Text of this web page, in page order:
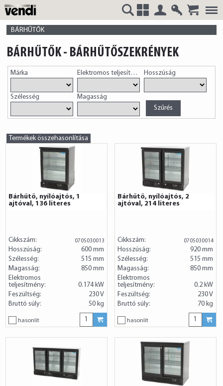
VENDI
HUNGÁRIA
Kft.
BÁRHŰTŐK
BÁRHŰTŐK - BÁRHŰTŐSZEKRÉNYEK
Márka Elektromos teljesítményHosszúság
Szélesség Magasság
Termékek összehasonlítása
Bárhűtő, nyílóajtós, 1
ajtóval, 136 literes
Cikkszám: 0705030013
Hosszúság:
600 mm
Szélesség:
515 mm
Magasság:
850 mm
Elektromos
teljesítmény:
0.174 kW
Feszültség:
230 V
Bruttó súly:
50 kg
hasonlít
Bárhűtő, nyílóajtós, 2
ajtóval, 214 literes
Cikkszám: 0705030014
Hosszúság:
920 mm
Szélesség:
515 mm
Magasság:
850 mm
Elektromos
teljesítmény:
0.2 kW
Feszültség:
230 V
Bruttó súly:
70 kg
hasonlít